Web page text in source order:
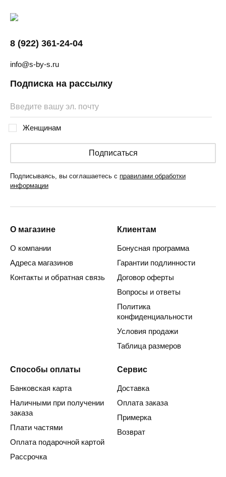
8 (922) 361-24-04
info@s-by-s.ru
Подписка на рассылку
Женщинам
Подписаться
Подписываясь, вы соглашаетесь с правилами обработки
информации
О магазине
О компании
Адреса магазинов
Контакты и обратная связь
Клиентам
Бонусная программа
Гарантии подлинности
Договор оферты
Вопросы и ответы
Политика
конфиденциальности
Условия продажи
Таблица размеров
Способы оплаты
Банковская карта
Наличными при получении
заказа
Плати частями
Оплата подарочной картой
Рассрочка
Сервис
Доставка
Оплата заказа
Примерка
Возврат